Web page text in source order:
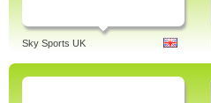
Sky Sports UK